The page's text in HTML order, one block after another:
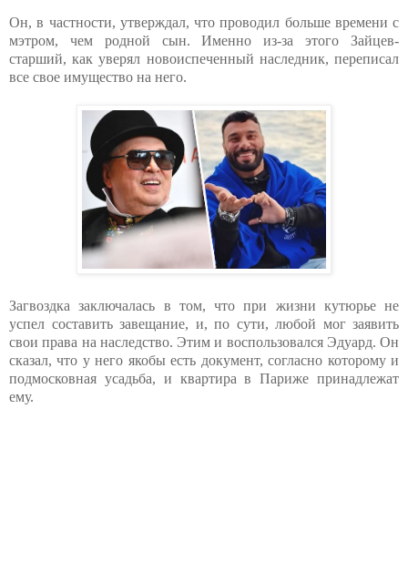
Он, в частности, утверждал, что проводил больше времени с
мэтром, чем родной сын. Именно из-за этого Зайцев-
старший, как уверял новоиспеченный наследник, переписал
все свое имущество на него.
Загвоздка заключалась в том, что при жизни кутюрье не
успел составить завещание, и, по сути, любой мог заявить
свои права на наследство. Этим и воспользовался Эдуард. Он
сказал, что у него якобы есть документ, согласно которому и
подмосковная усадьба, и квартира в Париже принадлежат
ему.